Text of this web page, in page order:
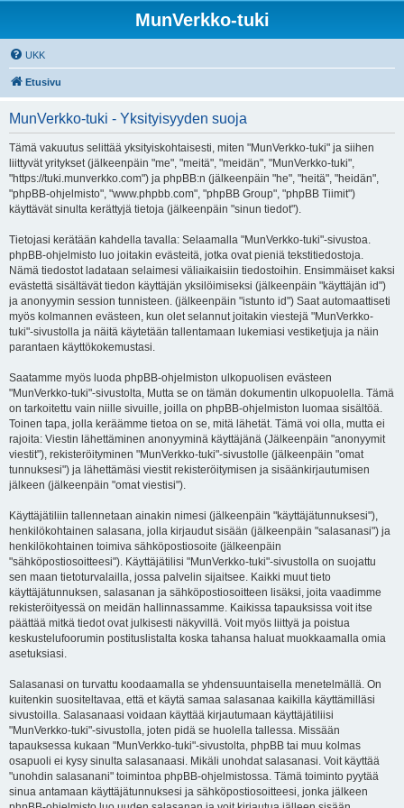
MunVerkko-tuki
UKK
Etusivu
MunVerkko-tuki - Yksityisyyden suoja
Tämä vakuutus selittää yksityiskohtaisesti, miten "MunVerkko-tuki" ja siihen
liittyvät yritykset (jälkeenpäin "me", "meitä", "meidän", "MunVerkko-tuki",
"https://tuki.munverkko.com") ja phpBB:n (jälkeenpäin "he", "heitä", "heidän",
"phpBB-ohjelmisto", "www.phpbb.com", "phpBB Group", "phpBB Tiimit")
käyttävät sinulta kerättyjä tietoja (jälkeenpäin "sinun tiedot").
Tietojasi kerätään kahdella tavalla: Selaamalla "MunVerkko-tuki"-sivustoa.
phpBB-ohjelmisto luo joitakin evästeitä, jotka ovat pieniä tekstitiedostoja.
Nämä tiedostot ladataan selaimesi väliaikaisiin tiedostoihin. Ensimmäiset kaksi
evästettä sisältävät tiedon käyttäjän yksilöimiseksi (jälkeenpäin "käyttäjän id")
ja anonyymin session tunnisteen. (jälkeenpäin "istunto id") Saat automaattiseti
myös kolmannen evästeen, kun olet selannut joitakin viestejä "MunVerkko-
tuki"-sivustolla ja näitä käytetään tallentamaan lukemiasi vestiketjuja ja näin
parantaen käyttökokemustasi.
Saatamme myös luoda phpBB-ohjelmiston ulkopuolisen evästeen
"MunVerkko-tuki"-sivustolta, Mutta se on tämän dokumentin ulkopuolella. Tämä
on tarkoitettu vain niille sivuille, joilla on phpBB-ohjelmiston luomaa sisältöä.
Toinen tapa, jolla keräämme tietoa on se, mitä lähetät. Tämä voi olla, mutta ei
rajoita: Viestin lähettäminen anonyyminä käyttäjänä (Jälkeenpäin "anonyymit
viestit"), rekisteröityminen "MunVerkko-tuki"-sivustolle (jälkeenpäin "omat
tunnuksesi") ja lähettämäsi viestit rekisteröitymisen ja sisäänkirjautumisen
jälkeen (jälkeenpäin "omat viestisi").
Käyttäjätiliin tallennetaan ainakin nimesi (jälkeenpäin "käyttäjätunnuksesi"),
henkilökohtainen salasana, jolla kirjaudut sisään (jälkeenpäin "salasanasi") ja
henkilökohtainen toimiva sähköpostiosoite (jälkeenpäin
"sähköpostiosoitteesi"). Käyttäjätilisi "MunVerkko-tuki"-sivustolla on suojattu
sen maan tietoturvalailla, jossa palvelin sijaitsee. Kaikki muut tieto
käyttäjätunnuksen, salasanan ja sähköpostiosoitteen lisäksi, joita vaadimme
rekisteröityessä on meidän hallinnassamme. Kaikissa tapauksissa voit itse
päättää mitkä tiedot ovat julkisesti näkyvillä. Voit myös liittyä ja poistua
keskustelufoorumin postituslistalta koska tahansa haluat muokkaamalla omia
asetuksiasi.
Salasanasi on turvattu koodaamalla se yhdensuuntaisella menetelmällä. On
kuitenkin suositeltavaa, että et käytä samaa salasanaa kaikilla käyttämilläsi
sivustoilla. Salasanaasi voidaan käyttää kirjautumaan käyttäjätiliisi
"MunVerkko-tuki"-sivustolla, joten pidä se huolella tallessa. Missään
tapauksessa kukaan "MunVerkko-tuki"-sivustolta, phpBB tai muu kolmas
osapuoli ei kysy sinulta salasanaasi. Mikäli unohdat salasanasi. Voit käyttää
"unohdin salasanani" toimintoa phpBB-ohjelmistossa. Tämä toiminto pyytää
sinua antamaan käyttäjätunnuksesi ja sähköpostiosoitteesi, jonka jälkeen